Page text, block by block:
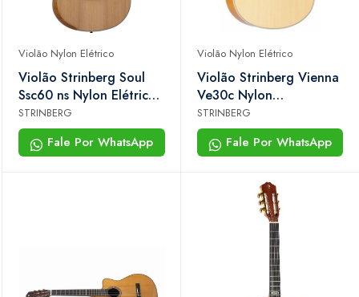
Violão Nylon Elétrico
Violão Strinberg Soul
Ssc60 ns Nylon Elétrico
Semi-sólido Cutaway
Natural Com Bag
STRINBERG
Fale Por WhatsApp
Violão Nylon Elétrico
Violão Strinberg Vienna
Ve30c Nylon
Eletroacústico Natural
Brilhante
STRINBERG
Fale Por WhatsApp